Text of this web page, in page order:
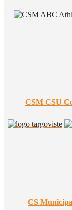
CSM CSU
CS